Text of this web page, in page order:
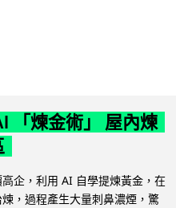
「煉金術」 屋內煉
企，利用 AI 自學提煉黃金，在
，過程產生大量刺鼻濃煙，驚